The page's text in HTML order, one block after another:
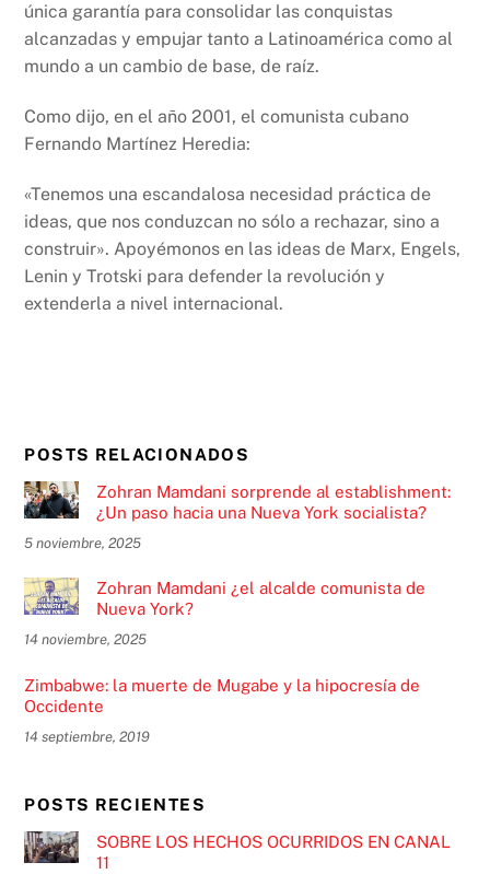
única garantía para consolidar las conquistas
alcanzadas y empujar tanto a Latinoamérica como al
mundo a un cambio de base, de raíz.
Como dijo, en el año 2001, el comunista cubano
Fernando Martínez Heredia:
«Tenemos una escandalosa necesidad práctica de
ideas, que nos conduzcan no sólo a rechazar, sino a
construir». Apoyémonos en las ideas de Marx, Engels,
Lenin y Trotski para defender la revolución y
extenderla a nivel internacional.
POSTS RELACIONADOS
Zohran Mamdani sorprende al establishment:
¿Un paso hacia una Nueva York socialista?
5 noviembre, 2025
Zohran Mamdani ¿el alcalde comunista de
Nueva York?
14 noviembre, 2025
Zimbabwe: la muerte de Mugabe y la hipocresía de
Occidente
14 septiembre, 2019
POSTS RECIENTES
SOBRE LOS HECHOS OCURRIDOS EN CANAL
11